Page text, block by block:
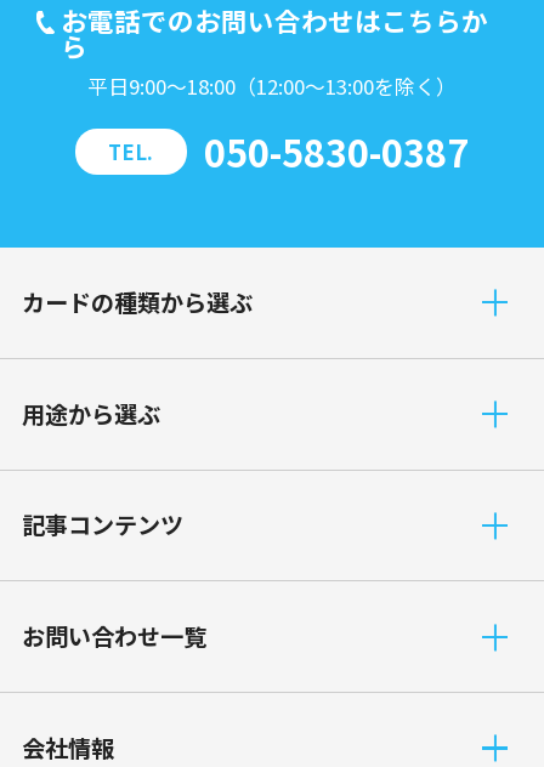
お電話でのお問い合わせはこちらか
ら
平日9:00～18:00（12:00～13:00を除く）
TEL. 050-5830-0387
カードの種類から選ぶ
⽤途から選ぶ
記事コンテンツ
お問い合わせ一覧
会社情報